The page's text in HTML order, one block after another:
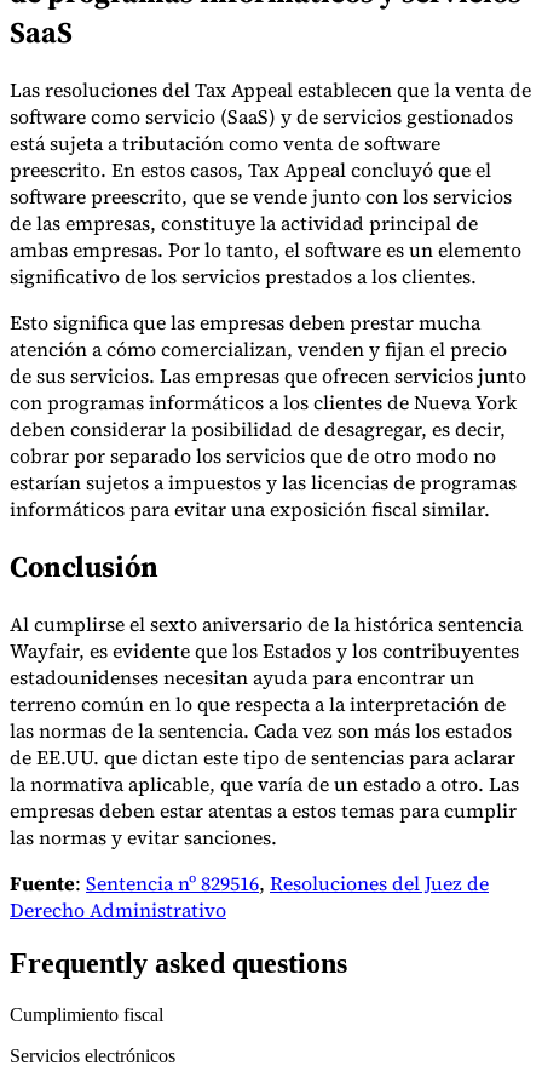
SaaS
Las resoluciones del Tax Appeal establecen que la venta de
software como servicio (SaaS) y de servicios gestionados
está sujeta a tributación como venta de software
preescrito. En estos casos, Tax Appeal concluyó que el
software preescrito, que se vende junto con los servicios
de las empresas, constituye la actividad principal de
ambas empresas. Por lo tanto, el software es un elemento
significativo de los servicios prestados a los clientes.
Esto significa que las empresas deben prestar mucha
atención a cómo comercializan, venden y fijan el precio
de sus servicios. Las empresas que ofrecen servicios junto
con programas informáticos a los clientes de Nueva York
deben considerar la posibilidad de desagregar, es decir,
cobrar por separado los servicios que de otro modo no
estarían sujetos a impuestos y las licencias de programas
informáticos para evitar una exposición fiscal similar.
Conclusión
Al cumplirse el sexto aniversario de la histórica sentencia
Wayfair, es evidente que los Estados y los contribuyentes
estadounidenses necesitan ayuda para encontrar un
terreno común en lo que respecta a la interpretación de
las normas de la sentencia. Cada vez son más los estados
de EE.UU. que dictan este tipo de sentencias para aclarar
la normativa aplicable, que varía de un estado a otro. Las
empresas deben estar atentas a estos temas para cumplir
las normas y evitar sanciones.
Fuente: Sentencia nº 829516, Resoluciones del Juez de
Derecho Administrativo
Frequently asked questions
Cumplimiento fiscal
Servicios electrónicos